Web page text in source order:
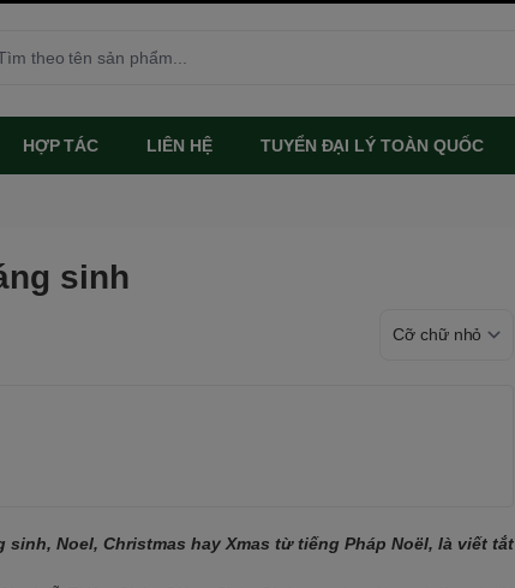
HỢP TÁC LIÊN HỆ TUYỂN ĐẠI LÝ TOÀN QUỐC
sinh
Noel, Christmas hay Xmas từ tiếng Pháp Noël, là viết tắt